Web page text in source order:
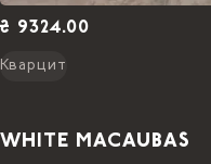
₴ 9324.00
Кварцит
WHITE MACAUBAS